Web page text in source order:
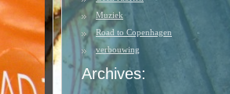
Muziek
Road to Copenhagen
verbouwing
Archives: